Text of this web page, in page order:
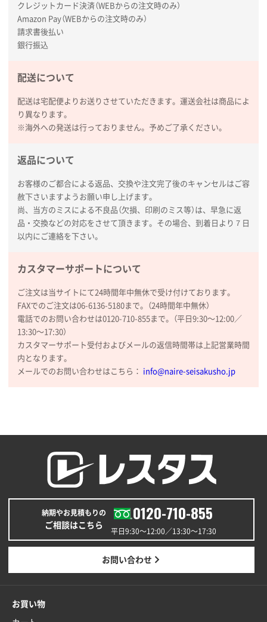
枚
2026年01月27日 13:12
毎年注文しており、信頼できるから。出来上がりも満
熊本県S社様
ぺんてる ビクーニャフィール1000枚
2026年01月26日 15:45
印刷範囲が広かったから、取扱商品
新潟県R社様
2026年01月16日 10:53
納期が比較的短く、ロット数が豊富に選べて価格が安
かったため
山口県P社様
③1枚
希望の商品の取り扱いがあったので
大阪府のお客様
厚手コットンマチ付トートL ナチュラル(A4対応)
200枚
2025年12月25日 13:33
以前の注文も含め価格と品質
青森県K社様
ワンポイントポリ袋 A4サイズ1000枚
2025年12月24日 13:22
安い
ワンポイント箔押し紙袋 M横サイズ(A4対応)100
2025年12月22日 03:31
クレジットカード決済（WEBからの注文時のみ）
Amazon Pay（WEBからの注文時のみ）
請求書後払い
銀行振込
配送について
配送は宅配便よりお送りさせていただきます。運送会社は商品によ
り異なります。
※海外への発送は行っておりません。予めご了承ください。
返品について
お客様のご都合による返品、交換や注文完了後のキャンセルはご容
赦下さいますようお願い申し上げます。
尚、当方のミスによる不良品（欠損、印刷のミス等）は、早急に返
品・交換などの対応をさせて頂きます。その場合、到着日より７日
以内にご連絡を下さい。
カスタマーサポートについて
ご注文は当サイトにて24時間年中無休で受け付けております。
FAXでのご注文は06-6136-5180まで。（24時間年中無休）
電話でのお問い合わせは0120-710-855まで。（平日9:30〜12:00／
13:30〜17:30）
カスタマーサポート受付およびメールの返信時間帯は上記営業時間
内となります。
メールでのお問い合わせはこちら： info@naire-seisakusho.jp
納期やお見積もりの
ご相談はこちら
0120-710-855
平日9:30〜12:00／13:30〜17:30
お問い合わせ
お買い物